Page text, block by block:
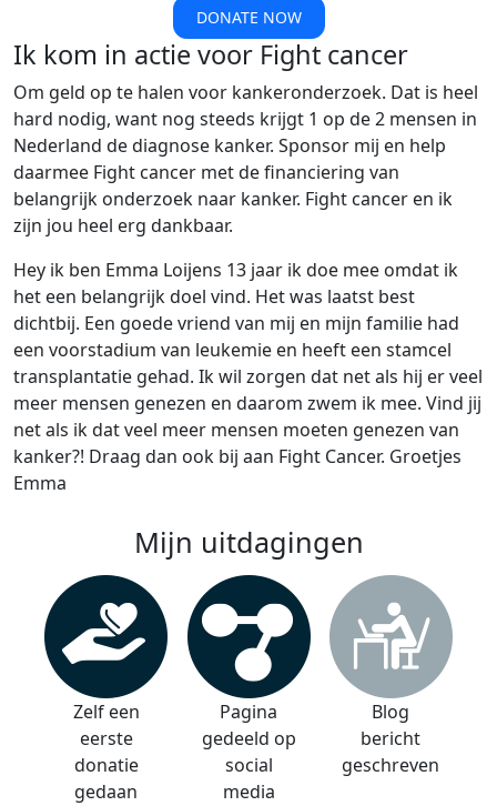
DONATE NOW
Ik kom in actie voor Fight cancer
Om geld op te halen voor kankeronderzoek. Dat is heel
hard nodig, want nog steeds krijgt 1 op de 2 mensen in
Nederland de diagnose kanker. Sponsor mij en help
daarmee Fight cancer met de financiering van
belangrijk onderzoek naar kanker. Fight cancer en ik
zijn jou heel erg dankbaar.
Hey ik ben Emma Loijens 13 jaar ik doe mee omdat ik
het een belangrijk doel vind. Het was laatst best
dichtbij. Een goede vriend van mij en mijn familie had
een voorstadium van leukemie en heeft een stamcel
transplantatie gehad. Ik wil zorgen dat net als hij er veel
meer mensen genezen en daarom zwem ik mee. Vind jij
net als ik dat veel meer mensen moeten genezen van
kanker?! Draag dan ook bij aan Fight Cancer. Groetjes
Emma
Mijn uitdagingen
Zelf een
eerste
donatie
gedaan
Pagina
gedeeld op
social
media
Blog
bericht
geschreven